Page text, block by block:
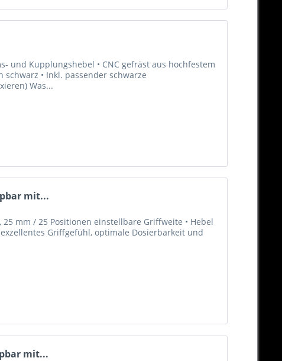
und Kupplungshebel • CNC gefräst aus hochfestem
• Inkl. passender schwarze
Was...
mit...
mm / 25 Positionen einstellbare Griffweite • Hebel
Griffgefühl, optimale Dosierbarkeit und
mit...